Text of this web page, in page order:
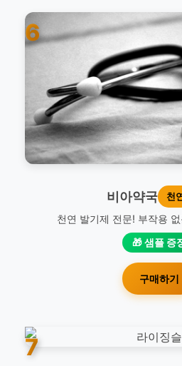
6
비아약국 천
천연 발기제 전문! 부작용
🎁 샘플 증
구매하기
7